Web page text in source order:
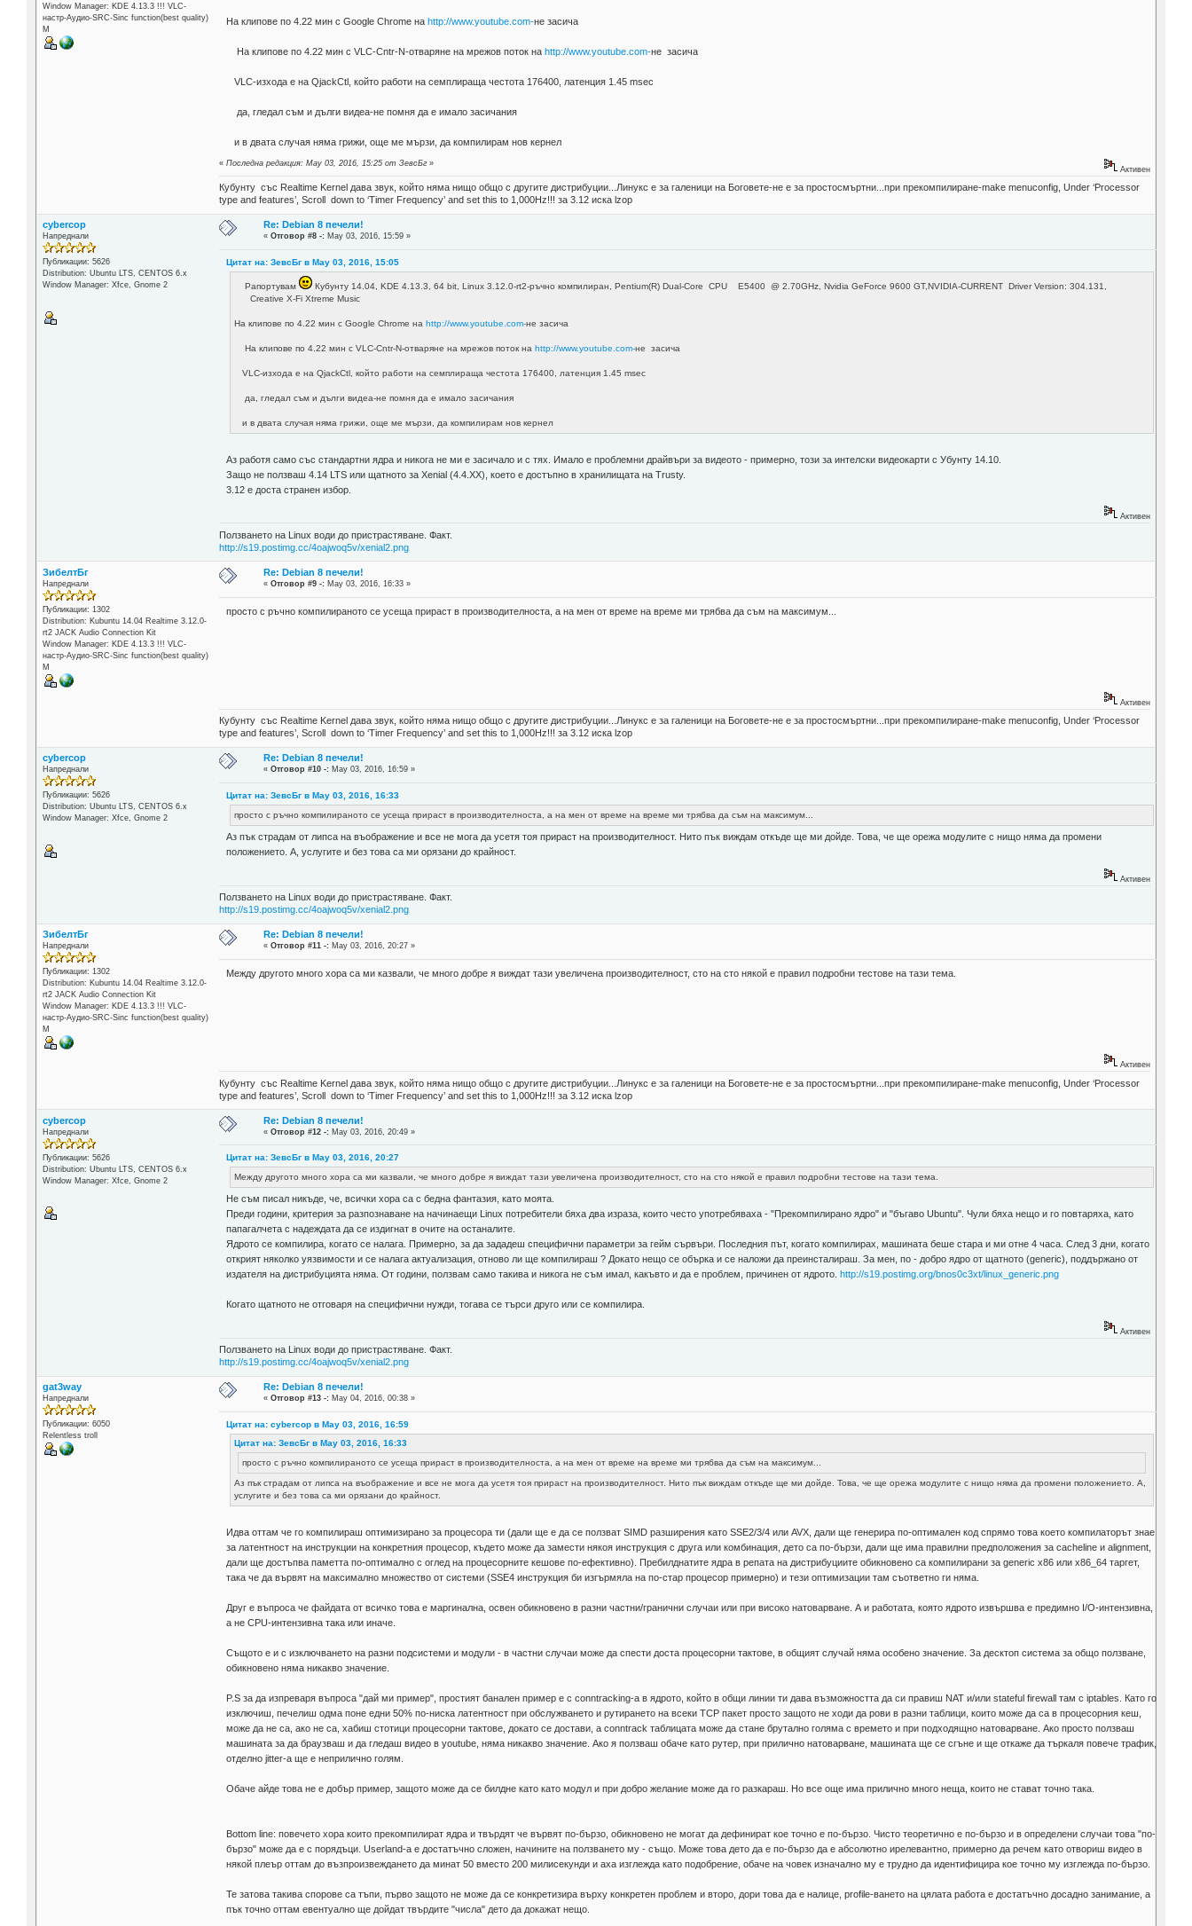
Window Manager: KDE 4.13.3 !!! VLC-
настр-Аудио-SRC-Sinc function(best quality)
М
На клипове по 4.22 мин с Google Chrome наhttp://www.youtube.com-не засича
На клипове по 4.22 мин с VLC-Cntr-N-отваряне на мрежов поток наhttp://www.youtube.com-не засича
VLC-изхода е на QjackCtl, който работи на семплираща честота 176400, латенция 1.45 msec
да, гледал съм и дълги видеа-не помня да е имало засичания
и в двата случая няма грижи, още ме мързи, да компилирам нов кернел
«Последна редакция: May 03, 2016, 15:25 от ЗевсБг»
Активен
Кубунту със Realtime Kernel дава звук, който няма нищо общо с другите дистрибуции...Линукс е за галеници на Боговете-не е за простосмъртни...при прекомпилиране-make menuconfig, Under ‘Processor
type and features’, Scroll down to ‘Timer Frequency’ and set this to 1,000Hz!!! за 3.12 иска lzop
cybercop
Напреднали
Публикации: 5626
Distribution: Ubuntu LTS, CENTOS 6.x
Window Manager: Xfce, Gnome 2
Re: Debian 8 печели!
«Отговор #8 -: May 03, 2016, 15:59 »
Цитат на: ЗевсБг в May 03, 2016, 15:05
Рапортувам
Кубунту 14.04, KDE 4.13.3, 64 bit, Linux 3.12.0-rt2-ръчно компилиран, Pentium(R) Dual-Core CPU E5400 @ 2.70GHz, Nvidia GeForce 9600 GT,NVIDIA-CURRENT Driver Version: 304.131,
Creative X-Fi Xtreme Music
На клипове по 4.22 мин с Google Chrome наhttp://www.youtube.com-не засича
На клипове по 4.22 мин с VLC-Cntr-N-отваряне на мрежов поток наhttp://www.youtube.com-не засича
VLC-изхода е на QjackCtl, който работи на семплираща честота 176400, латенция 1.45 msec
да, гледал съм и дълги видеа-не помня да е имало засичания
и в двата случая няма грижи, още ме мързи, да компилирам нов кернел
Аз работя само със стандартни ядра и никога не ми е засичало и с тях. Имало е проблемни драйвъри за видеото - примерно, този за интелски видеокарти с Убунту 14.10.
Защо не ползваш 4.14 LTS или щатното за Xenial (4.4.ХХ), което е достъпно в хранилищата на Trusty.
3.12 е доста странен избор.
Активен
Ползването на Linux води до пристрастяване. Факт.
http://s19.postimg.cc/4oajwoq5v/xenial2.png
ЗибелтБг
Напреднали
Публикации: 1302
Distribution: Kubuntu 14.04 Realtime 3.12.0-
rt2 JACK Audio Connection Kit
Window Manager: KDE 4.13.3 !!! VLC-
настр-Аудио-SRC-Sinc function(best quality)
М
Re: Debian 8 печели!
«Отговор #9 -: May 03, 2016, 16:33 »
просто с ръчно компилираното се усеща прираст в производителноста, а на мен от време на време ми трябва да съм на максимум...
Активен
Кубунту със Realtime Kernel дава звук, който няма нищо общо с другите дистрибуции...Линукс е за галеници на Боговете-не е за простосмъртни...при прекомпилиране-make menuconfig, Under ‘Processor
type and features’, Scroll down to ‘Timer Frequency’ and set this to 1,000Hz!!! за 3.12 иска lzop
cybercop
Напреднали
Публикации: 5626
Distribution: Ubuntu LTS, CENTOS 6.x
Window Manager: Xfce, Gnome 2
Re: Debian 8 печели!
«Отговор #10 -: May 03, 2016, 16:59 »
Цитат на: ЗевсБг в May 03, 2016, 16:33
просто с ръчно компилираното се усеща прираст в производителноста, а на мен от време на време ми трябва да съм на максимум...
Аз пък страдам от липса на въображение и все не мога да усетя тоя прираст на производителност. Нито пък виждам откъде ще ми дойде. Това, че ще орежа модулите с нищо няма да промени
положението. А, услугите и без това са ми орязани до крайност.
Активен
Ползването на Linux води до пристрастяване. Факт.
http://s19.postimg.cc/4oajwoq5v/xenial2.png
ЗибелтБг
Напреднали
Публикации: 1302
Distribution: Kubuntu 14.04 Realtime 3.12.0-
rt2 JACK Audio Connection Kit
Window Manager: KDE 4.13.3 !!! VLC-
настр-Аудио-SRC-Sinc function(best quality)
М
Re: Debian 8 печели!
«Отговор #11 -: May 03, 2016, 20:27 »
Между другото много хора са ми казвали, че много добре я виждат тази увеличена производителност, сто на сто някой е правил подробни тестове на тази тема.
Активен
Кубунту със Realtime Kernel дава звук, който няма нищо общо с другите дистрибуции...Линукс е за галеници на Боговете-не е за простосмъртни...при прекомпилиране-make menuconfig, Under ‘Processor
type and features’, Scroll down to ‘Timer Frequency’ and set this to 1,000Hz!!! за 3.12 иска lzop
cybercop
Напреднали
Публикации: 5626
Distribution: Ubuntu LTS, CENTOS 6.x
Window Manager: Xfce, Gnome 2
Re: Debian 8 печели!
«Отговор #12 -: May 03, 2016, 20:49 »
Цитат на: ЗевсБг в May 03, 2016, 20:27
Между другото много хора са ми казвали, че много добре я виждат тази увеличена производителност, сто на сто някой е правил подробни тестове на тази тема.
Не съм писал никъде, че, всички хора са с бедна фантазия, като моята.
Преди години, критерия за разпознаване на начинаещи Linux потребители бяха два израза, които често употребяваха - "Прекомпилирано ядро" и "бъгаво Ubuntu". Чули бяха нещо и го повтаряха, като
папагалчета с надеждата да се издигнат в очите на останалите.
Ядрото се компилира, когато се налага. Примерно, за да зададеш специфични параметри за гейм сървъри. Последния път, когато компилирах, машината беше стара и ми отне 4 часа. След 3 дни, когато
открият няколко уязвимости и се налага актуализация, отново ли ще компилираш ? Докато нещо се обърка и се наложи да преинсталираш. За мен, по - добро ядро от щатното (generic), поддържано от
издателя на дистрибуцията няма. От години, ползвам само такива и никога не съм имал, какъвто и да е проблем, причинен от ядрото.http://s19.postimg.org/bnos0c3xt/linux_generic.png
Когато щатното не отговаря на специфични нужди, тогава се търси друго или се компилира.
Активен
Ползването на Linux води до пристрастяване. Факт.
http://s19.postimg.cc/4oajwoq5v/xenial2.png
gat3way
Напреднали
Публикации: 6050
Relentless troll
Re: Debian 8 печели!
«Отговор #13 -: May 04, 2016, 00:38 »
Цитат на: cybercop в May 03, 2016, 16:59
Цитат на: ЗевсБг в May 03, 2016, 16:33
просто с ръчно компилираното се усеща прираст в производителноста, а на мен от време на време ми трябва да съм на максимум...
Аз пък страдам от липса на въображение и все не мога да усетя тоя прираст на производителност. Нито пък виждам откъде ще ми дойде. Това, че ще орежа модулите с нищо няма да промени положението. А,
услугите и без това са ми орязани до крайност.
Идва оттам че го компилираш оптимизирано за процесора ти (дали ще е да се ползват SIMD разширения като SSE2/3/4 или AVX, дали ще генерира по-оптимален код спрямо това което компилаторът знае
за латентност на инструкции на конкретния процесор, където може да замести някоя инструкция с друга или комбинация, дето са по-бързи, дали ще има правилни предположения за cacheline и alignment,
дали ще достъпва паметта по-оптимално с оглед на процесорните кешове по-ефективно). Пребилднатите ядра в репата на дистрибуциите обикновено са компилирани за generic x86 или x86_64 таргет,
така че да вървят на максимално множество от системи (SSE4 инструкция би изгърмяла на по-стар процесор примерно) и тези оптимизации там съответно ги няма.
Друг е въпроса че файдата от всичко това е маргинална, освен обикновено в разни частни/гранични случаи или при високо натоварване. А и работата, която ядрото извършва е предимно I/O-интензивна,
а не CPU-интензивна така или иначе.
Същото е и с изключването на разни подсистеми и модули - в частни случаи може да спести доста процесорни тактове, в общият случай няма особено значение. За десктоп система за общо ползване,
обикновено няма никакво значение.
P.S за да изпреваря въпроса "дай ми пример", простият банален пример е с conntracking-а в ядрото, който в общи линии ти дава възможността да си правиш NAT и/или stateful firewall там с iptables. Като го
изключиш, печелиш одма поне едни 50% по-ниска латентност при обслужването и рутирането на всеки TCP пакет просто защото не ходи да рови в разни таблици, които може да са в процесорния кеш,
може да не са, ако не са, хабиш стотици процесорни тактове, докато се достави, а conntrack таблицата може да стане брутално голяма с времето и при подходящно натоварване. Ако просто ползваш
машината за да браузваш и да гледаш видео в youtube, няма никакво значение. Ако я ползваш обаче като рутер, при прилично натоварване, машината ще се сгъне и ще откаже да търкаля повече трафик,
отделно jitter-а ще е неприлично голям.
Обаче айде това не е добър пример, защото може да се билдне като като модул и при добро желание може да го разкараш. Но все още има прилично много неща, които не стават точно така.
Bottom line: повечето хора които прекомпилират ядра и твърдят че вървят по-бързо, обикновено не могат да дефинират кое точно е по-бързо. Чисто теоретично е по-бързо и в определени случаи това "по-
бързо" може да е с порядъци. Userland-а е достатъчно сложен, начините на ползването му - също. Може това дето да е по-бързо да е абсолютно ирелевантно, примерно да речем като отвориш видео в
някой плеър оттам до възпроизвеждането да минат 50 вместо 200 милисекунди и аха изглежда като подобрение, обаче на човек изначално му е трудно да идентифицира кое точно му изглежда по-бързо.
Те затова такива спорове са тъпи, първо защото не може да се конкретизира върху конкретен проблем и второ, дори това да е налице, profile-ването на цялата работа е достатъчно досадно занимание, а
пък точно оттам евентуално ще дойдат твърдите "числа" дето да докажат нещо.